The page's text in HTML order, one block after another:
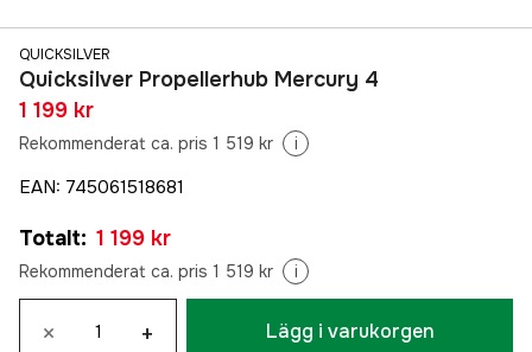
QUICKSILVER
Quicksilver Propellerhub Mercury 4
1 199 kr
Rekommenderat ca. pris 1 519 kr i
EAN: 745061518681
Totalt: 1 199 kr
Rekommenderat ca. pris 1 519 kr i
× + Lägg i varukorgen